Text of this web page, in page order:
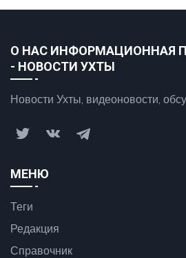
О НАС ИНФОРМАЦИОННАЯ
- НОВОСТИ УХТЫ
Новости Ухты, видеоновости,
МЕНЮ
Теги
Редакция
Справочник